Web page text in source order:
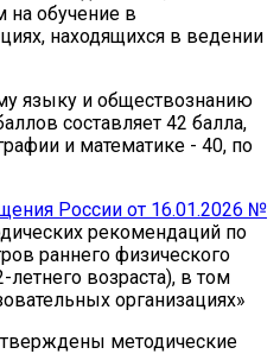
на обучение в
находящихся в ведении
языку и обществознанию
составляет 42 балла,
и математике - 40, по
России от 16.01.2026 №
рекомендаций по
раннего физического
летнего возраста), в том
организациях»
методические